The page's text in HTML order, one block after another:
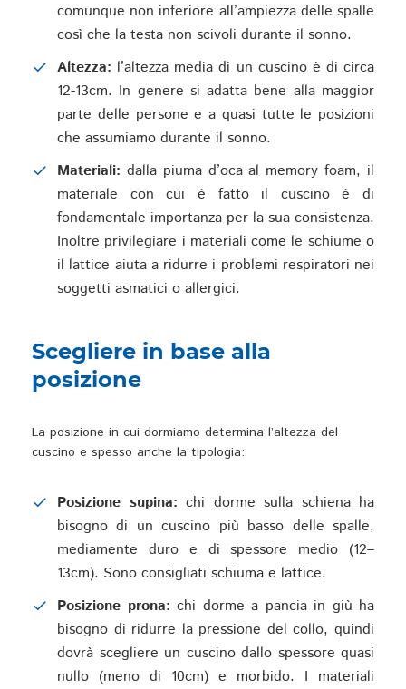
comunque non inferiore all’ampiezza delle spalle
così che la testa non scivoli durante il sonno.
Altezza: l’altezza media di un cuscino è di circa
12-13cm. In genere si adatta bene alla maggior
parte delle persone e a quasi tutte le posizioni
che assumiamo durante il sonno.
Materiali: dalla piuma d’oca al memory foam, il
materiale con cui è fatto il cuscino è di
fondamentale importanza per la sua consistenza.
Inoltre privilegiare i materiali come le schiume o
il lattice aiuta a ridurre i problemi respiratori nei
soggetti asmatici o allergici.
Scegliere in base alla
posizione
La posizione in cui dormiamo determina l’altezza del
cuscino e spesso anche la tipologia:
Posizione supina: chi dorme sulla schiena ha
bisogno di un cuscino più basso delle spalle,
mediamente duro e di spessore medio (12–
13cm). Sono consigliati schiuma e lattice.
Posizione prona: chi dorme a pancia in giù ha
bisogno di ridurre la pressione del collo, quindi
dovrà scegliere un cuscino dallo spessore quasi
nullo (meno di 10cm) e morbido. I materiali